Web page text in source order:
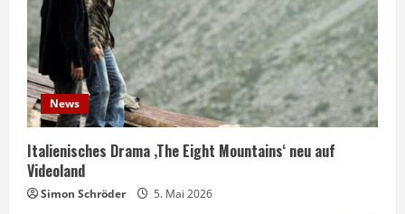
News
Italienisches Drama ‚The Eight Mountains‘ neu auf
Videoland
Simon Schröder 5. Mai 2026